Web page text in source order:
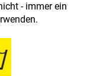
- immer ein